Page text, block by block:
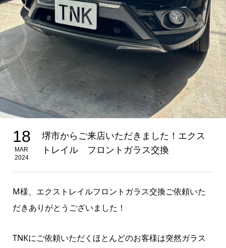
18
MAR
2024
堺市からご来店いただきました！エクス
トレイル フロントガラス交換
M様、エクストレイルフロントガラス交換ご依頼いた
だきありがとうございました！
TNKにご依頼いただくほとんどのお客様は突然ガラス